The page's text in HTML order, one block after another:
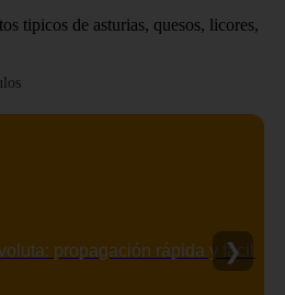
tipicos de asturias, quesos, licores,
propagación rápida y fácil
❯